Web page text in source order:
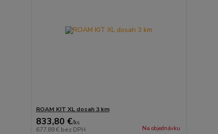
ROAM KIT XL dosah 3 km
833,80 €/ks
677,89 € bez DPH Na objednávku